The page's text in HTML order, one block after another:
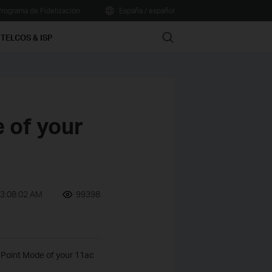
TELCOS & ISP Search
of your
AM 99398
Mode of your 11ac